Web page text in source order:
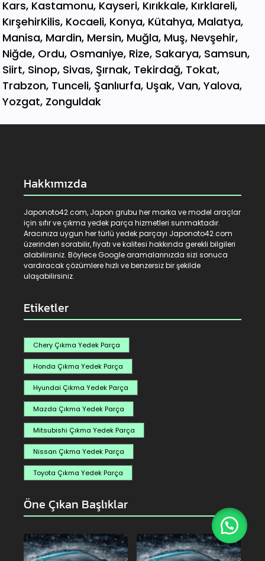
Hakkımızda
Japonoto42.com, Japon grubu her marka ve model araçlar
için sıfır ve çıkma yedek parça hizmetleri sunmaktadır.
Aracınıza uygun her türlü yedek parçayı Japonoto42.com
üzerinden sorabilir, fiyatı ve kalitesi hakkında gerekli bilgileri
alabilirsiniz. Böylece Google aramalarınızda sizi sonuca
vardıracak çözümlere hızlı ve benzersiz bir şekilde
ulaşabilirsiniz.
Etiketler
Chery Çıkma Yedek Parça
Honda Çıkma Yedek Parça
Hyundai Çıkma Yedek Parça
Mazda Çıkma Yedek Parça
Mitsubishi Çıkma Yedek Parça
Nissan Çıkma Yedek Parça
Toyota Çıkma Yedek Parça
Öne Çıkan Başlıklar